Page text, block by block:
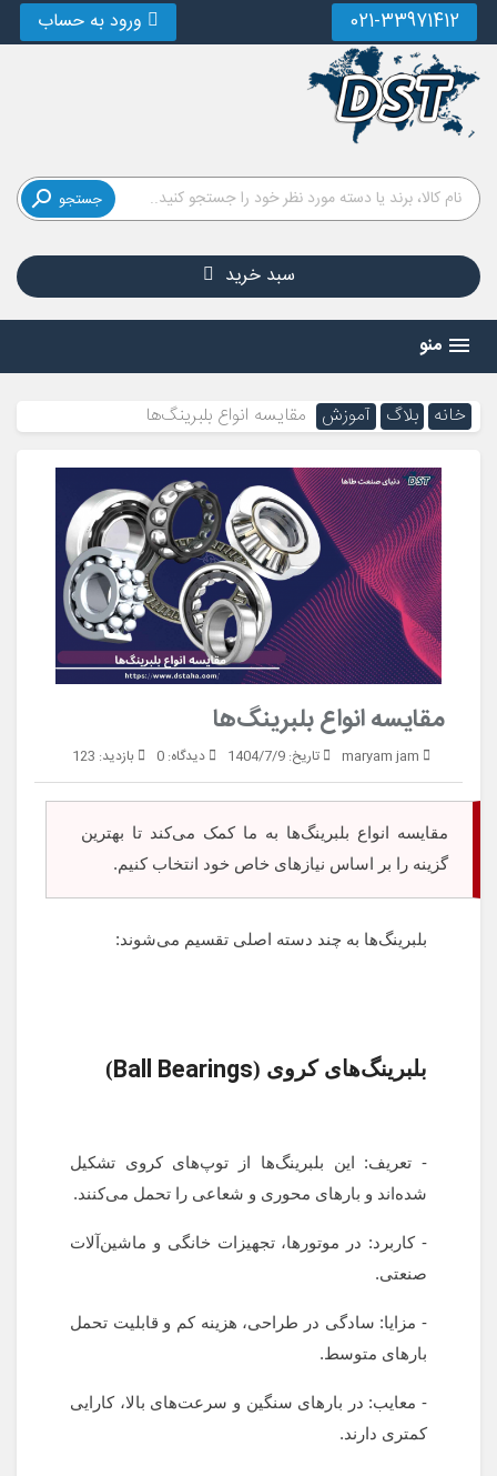
021-33971412 ورود به حساب
جستجو 
سبد خرید
منو
خانه بلاگ آموزش مقایسه انواع بلبرینگ‌ها
مقایسه انواع بلبرینگ‌ها
maryam jam تاریخ:1404/7/9 دیدگاه:0 بازدید:
مقایسه انواع بلبرینگ‌ها به ما کمک می‌کند تا بهترین
گزینه را بر اساس نیازهای خاص خود انتخاب کنیم.
بلبرینگ‌ها به چند دسته اصلی تقسیم می‌شوند:
بلبرینگ‌های کروی (Ball Bearings
)
- تعریف: این بلبرینگ‌ها از توپ‌های کروی تشکیل
شده‌اند و بارهای محوری و شعاعی را تحمل می‌کنند.
- کاربرد: در موتورها، تجهیزات خانگی و ماشین‌آلات
صنعتی.
- مزایا: سادگی در طراحی، هزینه کم و قابلیت تحمل
بارهای متوسط.
- معایب: در بارهای سنگین و سرعت‌های بالا، کارایی
کمتری دارند.